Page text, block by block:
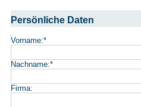
Persönliche Daten
Vorname:*
Nachname:*
Firma: